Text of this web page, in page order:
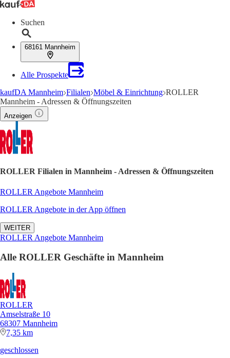
Suchen
68161 Mannheim
Alle Prospekte
kaufDA Mannheim Filialen Möbel & Einrichtung ROLLER
Mannheim - Adressen & Öffnungszeiten
Anzeigen
ROLLER Filialen in Mannheim - Adressen & Öffnungszeiten
ROLLER Angebote Mannheim
ROLLER Angebote in der App öffnen
WEITER
ROLLER Angebote Mannheim
Alle ROLLER Geschäfte in Mannheim
ROLLER
Amselstraße 10
68307 Mannheim
7,35 km
geschlossen